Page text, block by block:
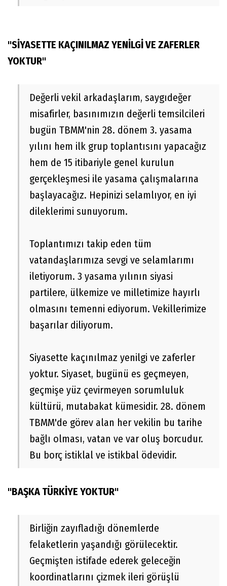
"SİYASETTE KAÇINILMAZ YENİLGİ VE ZAFERLER
YOKTUR"
Değerli vekil arkadaşlarım, saygıdeğer
misafirler, basınımızın değerli temsilcileri
bugün TBMM'nin 28. dönem 3. yasama
yılını hem ilk grup toplantısını yapacağız
hem de 15 itibariyle genel kurulun
gerçekleşmesi ile yasama çalışmalarına
başlayacağız. Hepinizi selamlıyor, en iyi
dileklerimi sunuyorum.
Toplantımızı takip eden tüm
vatandaşlarımıza sevgi ve selamlarımı
iletiyorum. 3 yasama yılının siyasi
partilere, ülkemize ve milletimize hayırlı
olmasını temenni ediyorum. Vekillerimize
başarılar diliyorum.
Siyasette kaçınılmaz yenilgi ve zaferler
yoktur. Siyaset, bugünü es geçmeyen,
geçmişe yüz çevirmeyen sorumluluk
kültürü, mutabakat kümesidir. 28. dönem
TBMM'de görev alan her vekilin bu tarihe
bağlı olması, vatan ve var oluş borcudur.
Bu borç istiklal ve istikbal ödevidir.
"BAŞKA TÜRKİYE YOKTUR"
Birliğin zayıfladığı dönemlerde
felaketlerin yaşandığı görülecektir.
Geçmişten istifade ederek geleceğin
koordinatlarını çizmek ileri görüşlü